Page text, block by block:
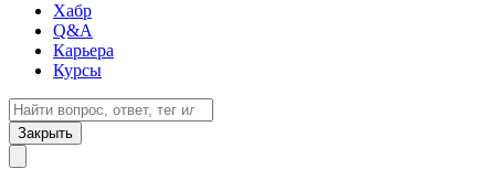
Хабр
Q&A
Карьера
Курсы
Закрыть